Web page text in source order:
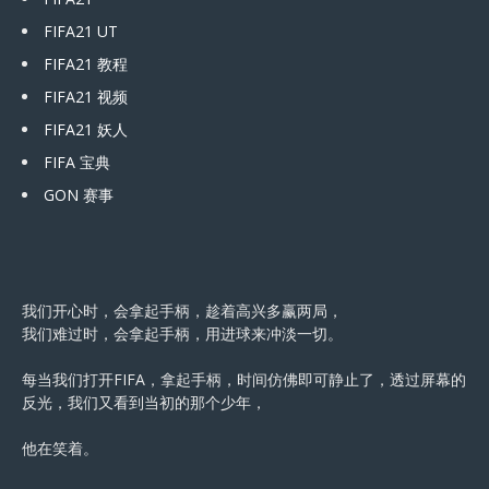
FIFA21 UT
FIFA21 教程
FIFA21 视频
FIFA21 妖人
FIFA 宝典
GON 赛事
我们开心时，会拿起手柄，趁着高兴多赢两局，
我们难过时，会拿起手柄，用进球来冲淡一切。
每当我们打开FIFA，拿起手柄，时间仿佛即可静止了，透过屏幕的
反光，我们又看到当初的那个少年，
他在笑着。